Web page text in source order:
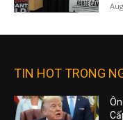
TIN HOT TRONG